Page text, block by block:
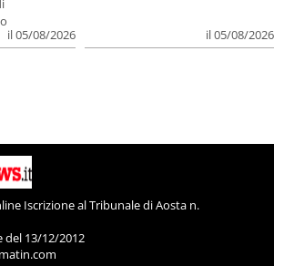
il 05/08/2026
il 05/08/2026
Iscrizione al Tribunale di Aosta n.
del 13/12/2012